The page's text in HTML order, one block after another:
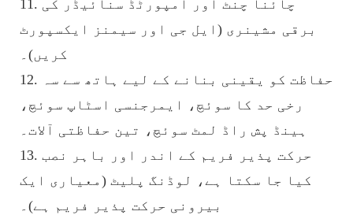
11. چائنا چنٹ اور امپورٹڈ سنائیڈر کی
برقی مشینری (ایل جی اور سیمنز ایکسپورٹ
کریں)۔
12. حفاظت کو یقینی بنانے کے لیے ہاتھ سے سہ
رخی حد کا سوئچ، ایمرجنسی اسٹاپ سوئچ،
ہینڈ پش راڈ لمٹ سوئچ، تین حفاظتی آلات۔
13. حرکت پذیر فریم کے اندر اور باہر نصب
کیا جا سکتا ہے، لوڈنگ پلیٹ (معیاری ایک
بیرونی حرکت پذیر فریم ہے)۔